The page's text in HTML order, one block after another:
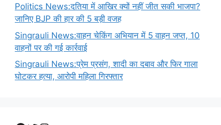
Politics News:दतिया में आखिर क्यों नहीं जीत सकी भाजपा?
जानिए BJP की हार की 5 बड़ी वजह
Singrauli News:वाहन चेकिंग अभियान में 5 वाहन जप्त, 10
वाहनों पर की गई कार्रवाई
Singrauli News:प्रेम प्रसंग, शादी का दबाव और फिर गाला
घोटकर हत्या, आरोपी महिला गिरफ्तार